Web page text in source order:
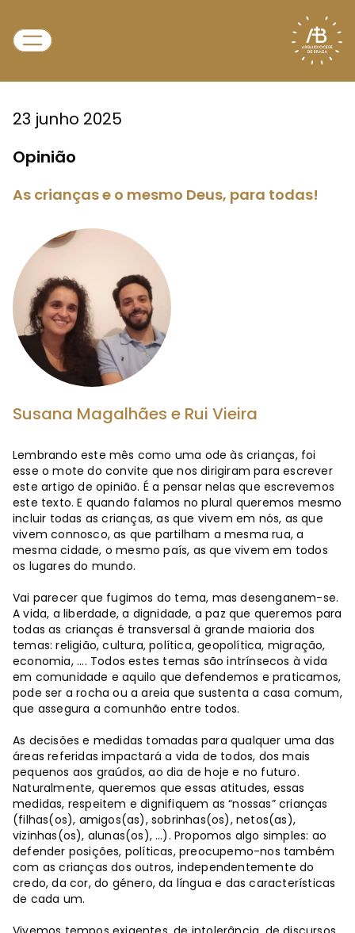
23 junho 2025
Opinião
As crianças e o mesmo Deus, para todas!
Susana Magalhães e Rui Vieira
Lembrando este mês como uma ode às crianças, foi
esse o mote do convite que nos dirigiram para escrever
este artigo de opinião. É a pensar nelas que escrevemos
este texto. E quando falamos no plural queremos mesmo
incluir todas as crianças, as que vivem em nós, as que
vivem connosco, as que partilham a mesma rua, a
mesma cidade, o mesmo país, as que vivem em todos
os lugares do mundo.
Vai parecer que fugimos do tema, mas desenganem-se.
A vida, a liberdade, a dignidade, a paz que queremos para
todas as crianças é transversal à grande maioria dos
temas: religião, cultura, política, geopolítica, migração,
economia, .... Todos estes temas são intrínsecos à vida
em comunidade e aquilo que defendemos e praticamos,
pode ser a rocha ou a areia que sustenta a casa comum,
que assegura a comunhão entre todos.
As decisões e medidas tomadas para qualquer uma das
áreas referidas impactará a vida de todos, dos mais
pequenos aos graúdos, ao dia de hoje e no futuro.
Naturalmente, queremos que essas atitudes, essas
medidas, respeitem e dignifiquem as “nossas” crianças
(filhas(os), amigos(as), sobrinhas(os), netos(as),
vizinhas(os), alunas(os), …). Propomos algo simples: ao
defender posições, políticas, preocupemo-nos também
com as crianças dos outros, independentemente do
credo, da cor, do género, da língua e das características
de cada um.